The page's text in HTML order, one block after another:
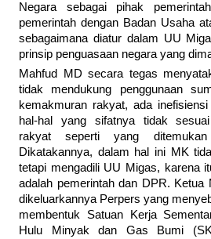
Negara sebagai pihak
pemerintah dengan Badan Usaha
sebagaimana diatur dalam UU
prinsip penguasaan negara yang
Mahfud MD secara tegas
tidak mendukung penggunaan
kemakmuran rakyat, ada
hal-hal yang sifatnya tidak
rakyat seperti yang ditemukan
Dikatakannya, dalam hal ini MK
tetapi mengadili UU Migas, karena
adalah pemerintah dan DPR. Ketua
dikeluarkannya Perpers yang
membentuk Satuan Kerja
Hulu Minyak dan Gas Bumi